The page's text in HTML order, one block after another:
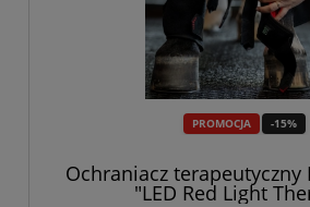
PROMOCJA -15%
Ochraniacz terapeutyczny
"LED Red Light